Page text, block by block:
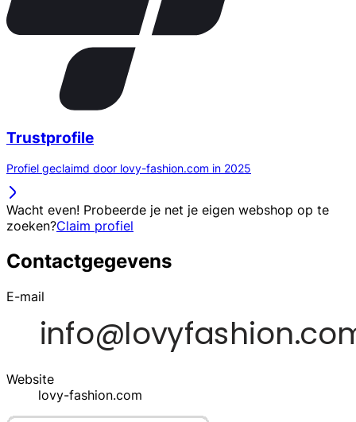
Trustprofile
Profiel geclaimd door lovy-fashion.com in 2025
Wacht even! Probeerde je net je eigen webshop op te
zoeken?Claim profiel
Contactgegevens
E-mail
Website
lovy-fashion.com